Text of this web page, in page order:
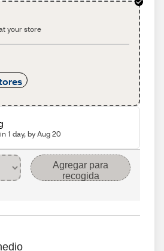
your store
1 day, by Aug 20
Agregar para
recogida